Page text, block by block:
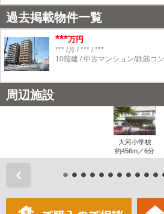
過去掲載物件一覧
***万円
*** /月 / *** / ***
10階建 / 中古マンション/鉄筋コ
周辺施設
大河小学校
約456m／6分